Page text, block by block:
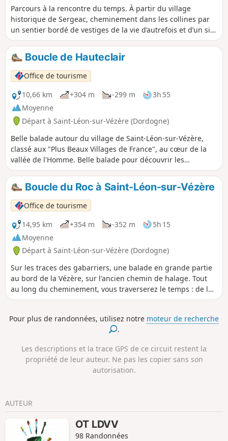
Parcours à la rencontre du temps. À partir du village
historique de Sergeac, cheminement dans les collines par
un sentier bordé de vestiges de la vie d’autrefois et d’un site
préhistorique ouvert au public, aboutissant sur la vue
panoramique de la vallée.
Boucle de Hauteclair
Office de tourisme
10,66 km
+304 m -299 m
3h 55
Moyenne
Départ à Saint-Léon-sur-Vézère (Dordogne)
Belle balade autour du village de Saint-Léon-sur-Vézère,
classé aux "Plus Beaux Villages de France", au cœur de la
vallée de l'Homme. Belle balade pour découvrir les
paysages du Périgord Noir.
Boucle du Roc à Saint-Léon-sur-Vézère
Office de tourisme
14,95 km
+354 m -352 m
5h 15
Moyenne
Départ à Saint-Léon-sur-Vézère (Dordogne)
Sur les traces des gabarriers, une balade en grande partie
au bord de la Vézère, sur l'ancien chemin de halage. Tout
au long du cheminement, vous traverserez le temps : de la
préhistoire jusqu'à la révolution industrielle. L'imposante
Christophe étant un parfait exemple du passage des
différentes civilisations au fil des siècles. Une version
possibles.
Pour plus de randonnées, utilisez notre moteur de recherche
.
Les descriptions et la trace GPS de ce circuit restent la
propriété de leur auteur. Ne pas les copier sans son
autorisation.
AUTEUR
OT LDVV
98 Randonnées